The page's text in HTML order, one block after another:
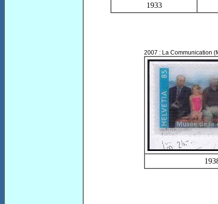
1933
2007 : La Communication